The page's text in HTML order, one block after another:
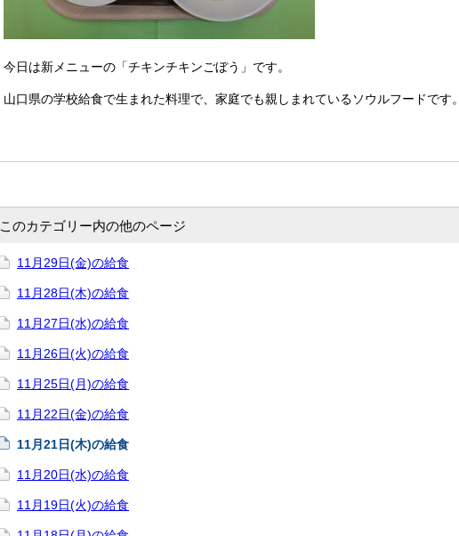
今日は新メニューの「チキンチキンごぼう」です。
山口県の学校給食で生まれた料理で、家庭でも親しまれているソウルフードです。
このカテゴリー内の他のページ
11月29日(金)の給食
11月28日(木)の給食
11月27日(水)の給食
11月26日(火)の給食
11月25日(月)の給食
11月22日(金)の給食
11月21日(木)の給食
11月20日(水)の給食
11月19日(火)の給食